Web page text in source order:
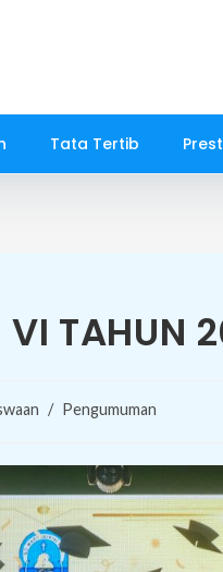
Tata Tertib
VI TAHUN
/ Pengumuman